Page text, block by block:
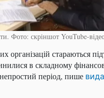
Фото: скріншот YouTube-
організацій стараються
в складному
період, пише